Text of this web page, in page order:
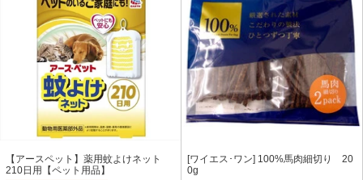
【アースペット】薬用蚊よけネット
210日用【ペット用品】
[ワイエス･ワン] 100%馬肉細切り 20
0g